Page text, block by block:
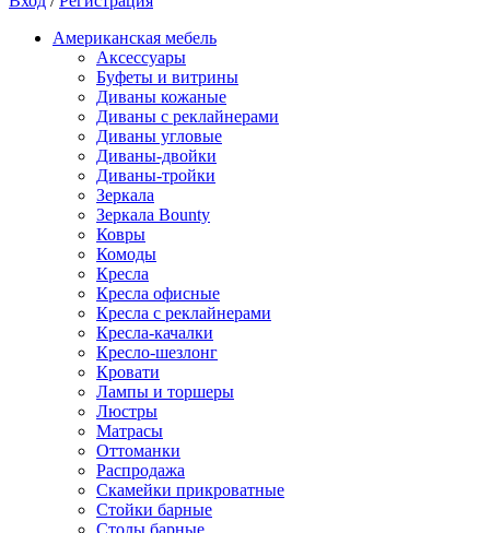
Американская мебель
Аксессуары
Буфеты и витрины
Диваны кожаные
Диваны с реклайнерами
Диваны угловые
Диваны-двойки
Диваны-тройки
Зеркала
Зеркала Bounty
Ковры
Комоды
Кресла
Кресла офисные
Кресла с реклайнерами
Кресла-качалки
Кресло-шезлонг
Кровати
Лампы и торшеры
Люстры
Матрасы
Оттоманки
Распродажа
Скамейки прикроватные
Стойки барные
Столы барные